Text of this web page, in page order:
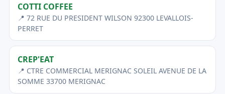
COTTI COFFEE
📍 72 RUE DU PRESIDENT WILSON 92300 LEVALLOIS-
PERRET
CREP'EAT
📍 CTRE COMMERCIAL MERIGNAC SOLEIL AVENUE DE LA
SOMME 33700 MERIGNAC